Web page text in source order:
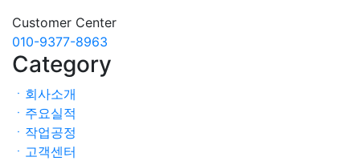
Customer Center
010-9377-8963
Category
ㆍ회사소개
ㆍ주요실적
ㆍ작업공정
ㆍ고객센터